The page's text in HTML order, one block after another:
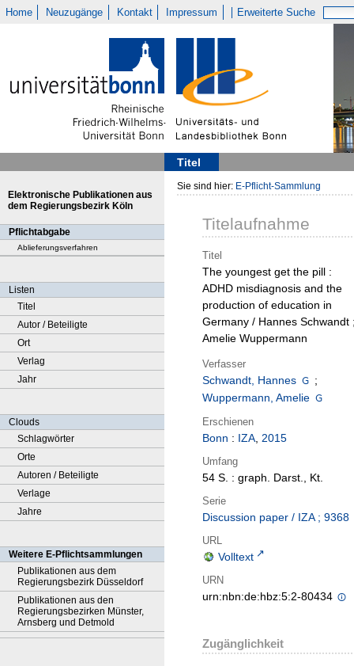
Home Neuzugänge Kontakt Impressum Erweiterte Suche
Titel
Elektronische Publikationen aus
dem Regierungsbezirk Köln
Pflichtabgabe
Ablieferungsverfahren
Listen
Titel
Autor / Beteiligte
Ort
Verlag
Jahr
Clouds
Schlagwörter
Orte
Autoren / Beteiligte
Verlage
Jahre
Weitere E-Pflichtsammlungen
Publikationen aus dem
Regierungsbezirk Düsseldorf
Publikationen aus den
Regierungsbezirken Münster,
Arnsberg und Detmold
Sie sind hier: E-Pflicht-Sammlung
Titelaufnahme
Titel
The youngest get the pill :
ADHD misdiagnosis and the
production of education in
Germany / Hannes Schwandt
Amelie Wuppermann
Verfasser
Schwandt, Hannes
;
Wuppermann, Amelie
Erschienen
Bonn : IZA, 2015
Umfang
54 S. : graph. Darst., Kt.
Serie
Discussion paper / IZA ; 9368
URL
Volltext
URN
urn:nbn:de:hbz:5:2-80434
Zugänglichkeit